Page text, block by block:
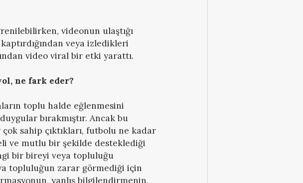
videonun ulaştığı
veya izledikleri
video viral bir etki yarattı.
ne fark eder?
toplu halde eğlenmesini
bırakmıştır. Ancak bu
çok sahip çıktıkları, futbolu ne kadar
ve mutlu bir şekilde desteklediği
bir bireyi veya topluluğu
topluluğun zarar görmediği için
yanlış bilgilendirmenin,